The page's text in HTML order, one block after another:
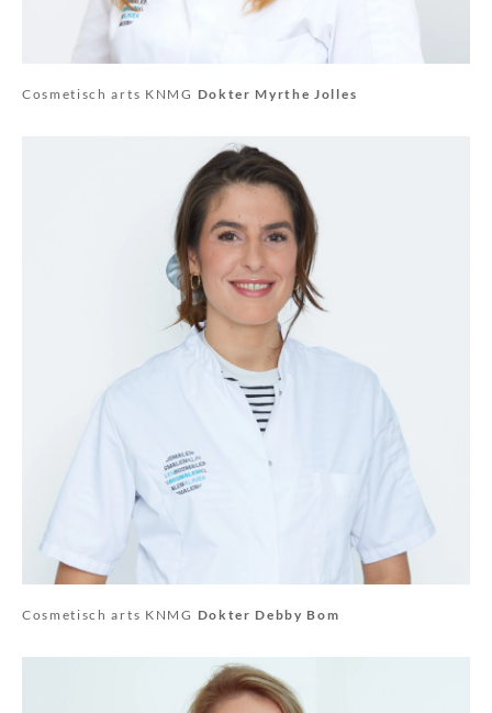
Cosmetisch arts KNMG Dokter Myrthe Jolles
Cosmetisch arts KNMG Dokter Debby Bom